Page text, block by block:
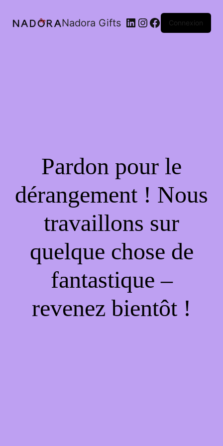
Nadora Gifts LinkedIn
Instagram
Facebook
Connexion
Pardon pour le
dérangement ! Nous
travaillons sur
quelque chose de
fantastique –
revenez bientôt !